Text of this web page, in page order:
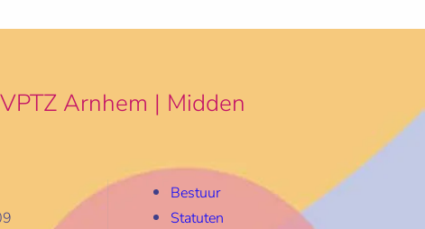
Arnhem | Midden
Bestuur
Statuten